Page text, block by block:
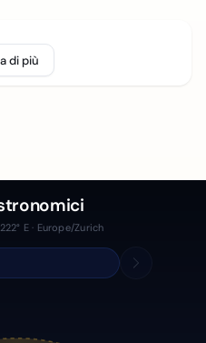
di più
E · Europe/Zurich